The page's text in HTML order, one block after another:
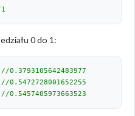
0 do 1:
//0.3793105642483977
//0.5472728001652255
//0.5457405973663523